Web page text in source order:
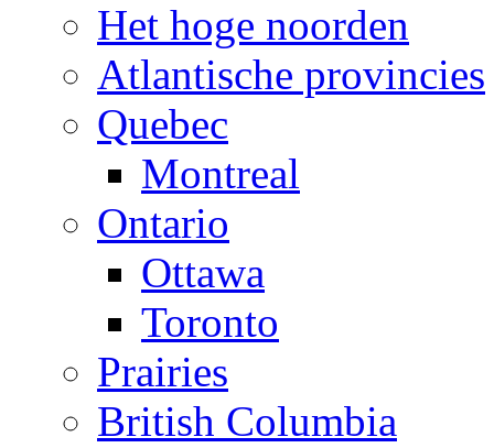
Het hoge noorden
Atlantische provincies
Quebec
Montreal
Ontario
Ottawa
Toronto
Prairies
British Columbia